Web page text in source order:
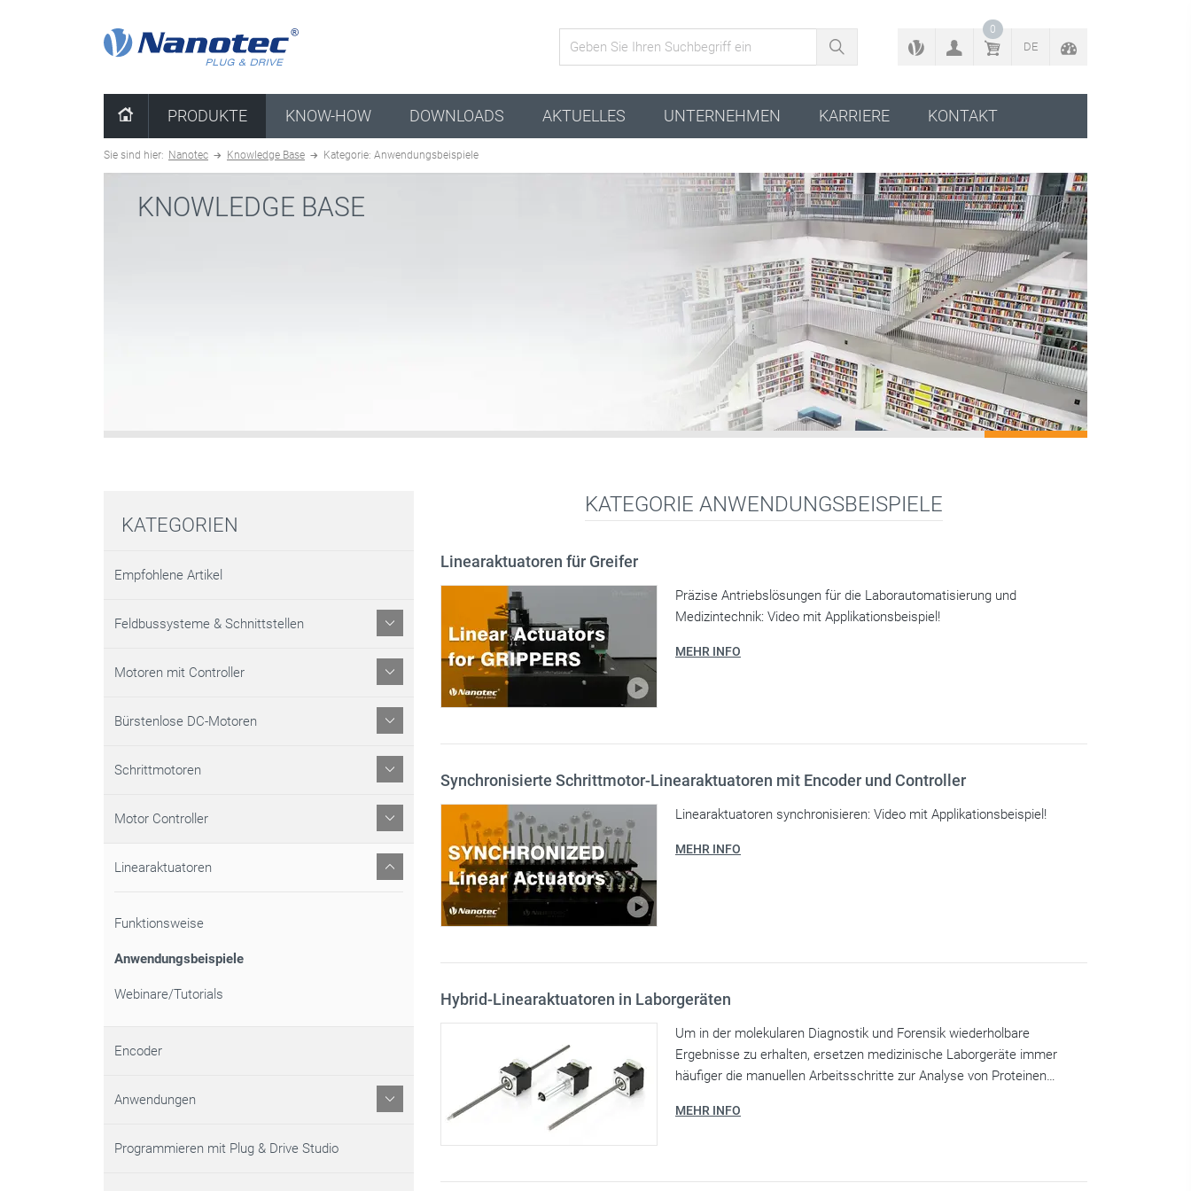
ZURÜCK ZUM KONFIGURATOR
0
DE
PRODUKTE KNOW-HOW DOWNLOADS AKTUELLES UNTERNEHMEN KARRIERE KONTAKT
Sie sind hier: Nanotec Knowledge Base Kategorie: Anwendungsbeispiele
KNOWLEDGE BASE
KATEGORIEN
Empfohlene Artikel
Feldbussysteme & Schnittstellen
Motoren mit Controller
Bürstenlose DC-Motoren
Schrittmotoren
Motor Controller
Linearaktuatoren
Funktionsweise
Anwendungsbeispiele
Webinare/Tutorials
Encoder
Anwendungen
Programmieren mit Plug & Drive Studio
KATEGORIE ANWENDUNGSBEISPIELE
Linearaktuatoren für Greifer
Präzise Antriebslösungen für die Laborautomatisierung und
Medizintechnik: Video mit Applikationsbeispiel!
MEHR INFO
Synchronisierte Schrittmotor-Linearaktuatoren mit Encoder und Controller
Linearaktuatoren synchronisieren: Video mit Applikationsbeispiel!
MEHR INFO
Hybrid-Linearaktuatoren in Laborgeräten
Um in der molekularen Diagnostik und Forensik wiederholbare
Ergebnisse zu erhalten, ersetzen medizinische Laborgeräte immer
häufiger die manuellen Arbeitsschritte zur Analyse von Proteinen…
MEHR INFO